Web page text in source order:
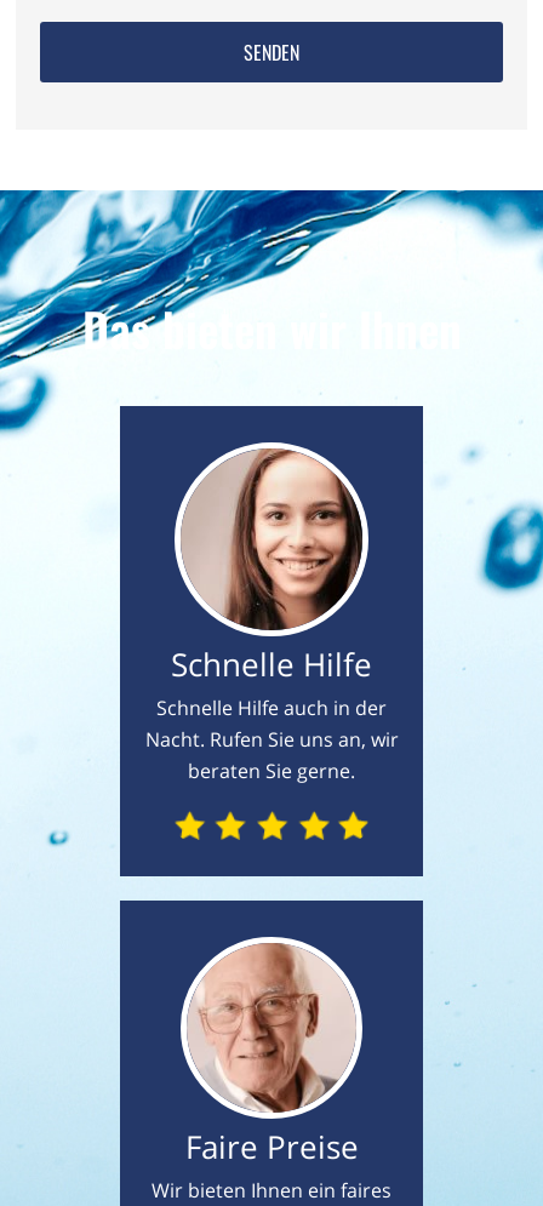
Das bieten wir Ihnen
Schnelle Hilfe
Schnelle Hilfe auch in der
Nacht. Rufen Sie uns an, wir
beraten Sie gerne.
Faire Preise
Wir bieten Ihnen ein faires